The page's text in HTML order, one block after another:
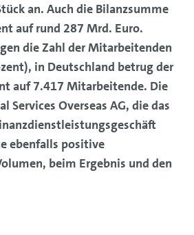
an. Auch die Bilanzsumme
auf rund 287 Mrd. Euro.
die Zahl der Mitarbeitenden
in Deutschland betrug der
auf 7.417 Mitarbeitende. Die
Services Overseas AG, die das
ebenfalls positive
beim Ergebnis und den